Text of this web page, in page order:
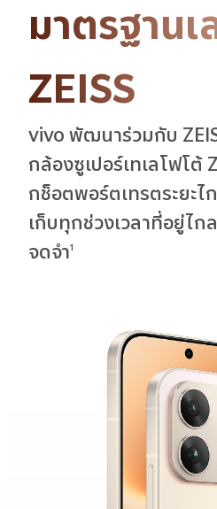
มาตรฐาน
ZEISS
vivo พัฒนาร่วมกับ
กล้องซูเปอร์เทเลโฟโต้
กช็อตพอร์ตเทรตระยะ
เก็บทุกช่วงเวลาที่อยู่ไก
จดจำ1